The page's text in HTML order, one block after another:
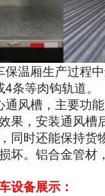
保温厢生产过程
条等肉钩轨道。
通风槽，主要功
果，安装通风槽
同时还能保持货
坏。铝合金管材
设备展示：